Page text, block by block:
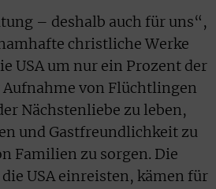
– deshalb auch für uns“,
christliche Werke
USA um nur ein Prozent der
von Flüchtlingen
Nächstenliebe zu leben,
und Gastfreundlichkeit zu
Familien zu sorgen. Die
USA einreisten, kämen für